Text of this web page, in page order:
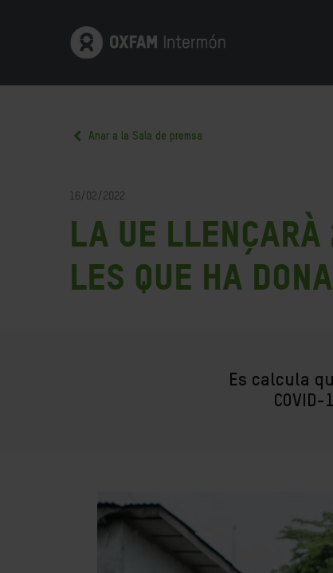
Anar a la Sala de premsa
16/02/2022
La UE llençarà
les que ha
Es calcula